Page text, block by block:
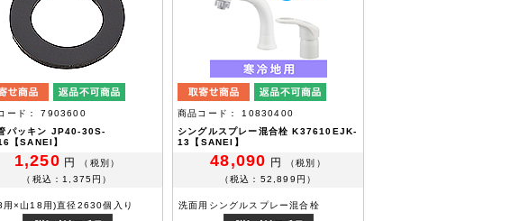
ード： 7903600
パッキン JP40-30S-
【SANEI】
1,250 円
（税別）
（税込：1,375円）
用×山18用)直径2630個入り
商品コード： 10830400
シングルスプレー混合栓 K37610EJK-
13【SANEI】
48,090 円
（税別）
（税込：52,899円）
洗面用シングルスプレー混合栓